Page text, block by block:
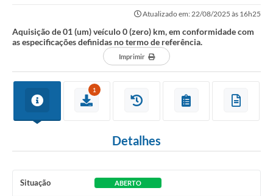
Atualizado em: 22/08/2025 às 16h25
Aquisição de 01 (um) veículo 0 (zero) km, em conformidade com
as especificações definidas no termo de referência.
Imprimir
1
Detalhes
Situação ABERTO